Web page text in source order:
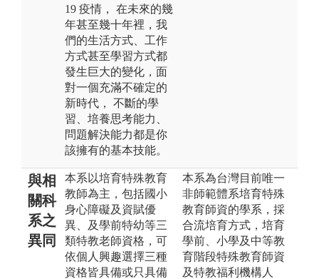
19 疫情， 在未來的幾
年甚至幾十年裡，我
們的生活方式、工作
方式甚至學習方式都
發生巨大的變化，面
對一個充滿不確定的
新時代， 不斷的學
習、培養思考能力、
問題解決能力都是你
該擁有的基本技能。
與相
關科
系之
異同
本系以培育特殊教育
教師為主，包括國小
身心障礙及資賦優
異、及學前特幼等三
類特教老師資格，可
依個人興趣選擇三種
資格皆具備或只具備
本系為台灣目前唯一
非師範體系培育特殊
教育師資的學系，採
合流培育方式，培育
學前、小學及中等教
育階段特殊教育師資
及特教福利機構人